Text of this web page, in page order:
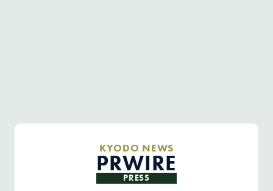
KYODO NEWS
PRWIRE
PRESS